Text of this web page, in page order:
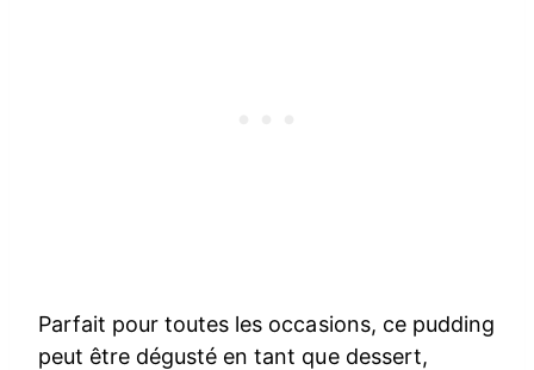
Parfait pour toutes les occasions, ce pudding
peut être dégusté en tant que dessert,